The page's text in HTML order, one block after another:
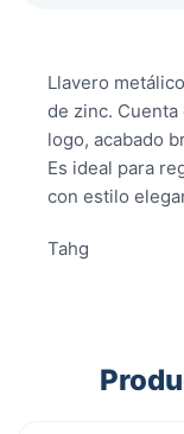
Llavero
de zinc.
logo, acabado
Es ideal para
con estilo
Tahg